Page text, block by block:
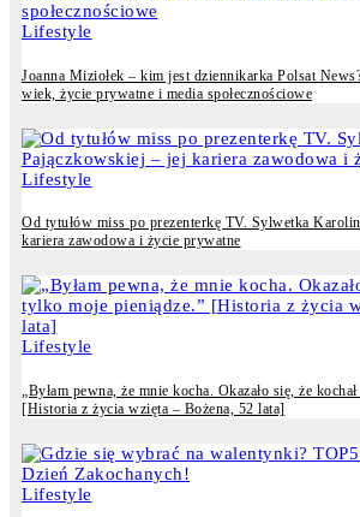
Lifestyle
Joanna Miziołek – kim jest dziennikarka Polsat
wiek, życie prywatne i media społecznościowe
Lifestyle
Od tytułów miss po prezenterkę TV. Sylwetka
kariera zawodowa i życie prywatne
Lifestyle
„Byłam pewna, że mnie kocha. Okazało się, że
[Historia z życia wzięta – Bożena, 52 lata]
Lifestyle